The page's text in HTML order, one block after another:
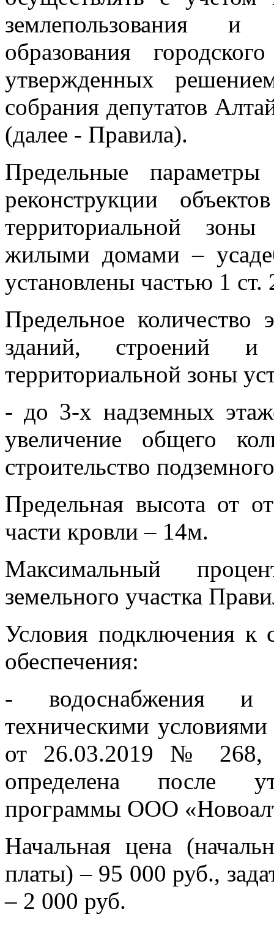
землепользования и
образования
утвержденных
собрания депутатов
(далее - Правила).
Предельные параметры
реконструкции
территориальной
жилыми домами –
установлены частью 1
Предельное количество
зданий, строений
территориальной зоны
- до 3-х надземных
увеличение общего
строительство
Предельная высота от
части кровли – 14м.
Максимальный
земельного участка
Условия подключения к
обеспечения:
- водоснабжения и
техническими
от 26.03.2019 № 268,
определена после
программы ООО
Начальная цена
платы) – 95 000 руб.,
– 2 000 руб.